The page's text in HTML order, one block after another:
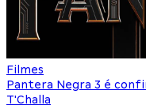
Filmes
Pantera Negra 3 é
T'Challa